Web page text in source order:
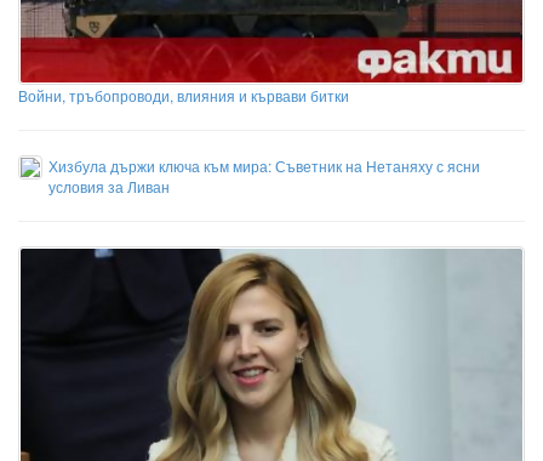
Войни, тръбопроводи, влияния и кървави битки
Хизбула държи ключа към мира: Съветник на Нетаняху с ясни
условия за Ливан